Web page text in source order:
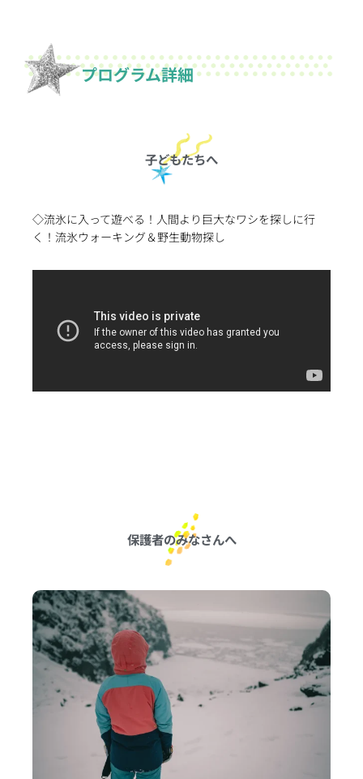
プログラム詳細
子どもたちへ
◇流氷に入って遊べる！人間より巨大なワシを探しに行
く！流氷ウォーキング＆野生動物探し
保護者のみなさんへ